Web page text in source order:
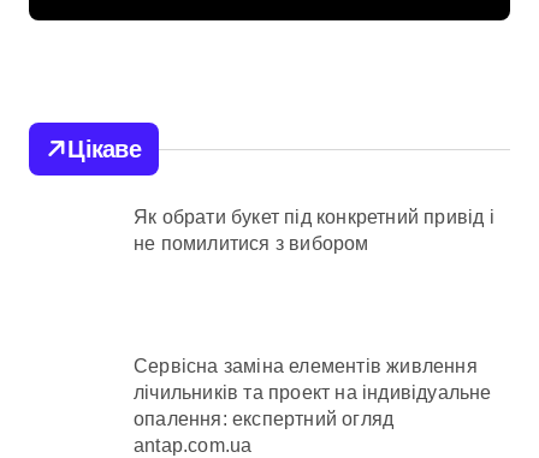
Цікаве
Як обрати букет під конкретний привід і
не помилитися з вибором
Сервісна заміна елементів живлення
лічильників та проект на індивідуальне
опалення: експертний огляд
antap.com.ua